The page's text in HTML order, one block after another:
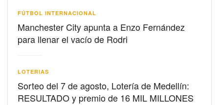
FÚTBOL INTERNACIONAL
Manchester City apunta a Enzo Fernández
para llenar el vacío de Rodri
LOTERIAS
Sorteo del 7 de agosto, Lotería de Medellín:
RESULTADO y premio de 16 MIL MILLONES